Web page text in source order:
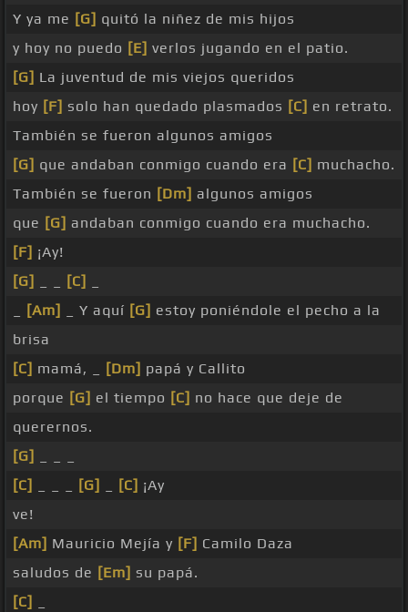
Y ya me [G] quitó la niñez de mis hijos
y hoy no puedo [E] verlos jugando en el patio.
[G] La juventud de mis viejos queridos
hoy [F] solo han quedado plasmados [C] en retrato.
También se fueron algunos amigos
[G] que andaban conmigo cuando era [C] muchacho.
También se fueron [Dm] algunos amigos
que [G] andaban conmigo cuando era muchacho.
[F] ¡Ay!
[G]
[C]
[Am] _ Y aquí [G] estoy poniéndole el pecho a la
brisa
[C] mamá, _ [Dm] papá y Callito
porque [G] el tiempo [C] no hace que deje de
querernos.
[G]
[C]
[G] [C] ¡Ay
ve!
[Am] Mauricio Mejía y [F] Camilo Daza
saludos de [Em] su papá.
[C]